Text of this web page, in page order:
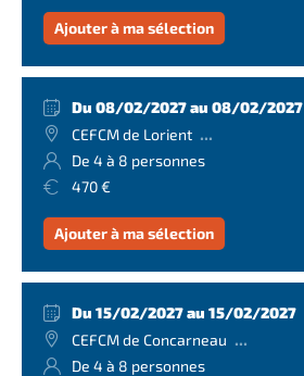
Ajouter à ma sélection
Du 08/02/2027 au 08/02/2027
CEFCM de Lorient ...
De 4 à 8 personnes
470 €
Ajouter à ma sélection
Du 15/02/2027 au 15/02/2027
CEFCM de Concarneau ...
De 4 à 8 personnes